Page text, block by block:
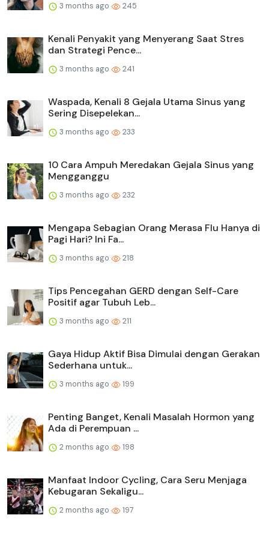
3 months ago 245
Kenali Penyakit yang Menyerang Saat Stres
dan Strategi Pence...
3 months ago 241
Waspada, Kenali 8 Gejala Utama Sinus yang
Sering Disepelekan...
3 months ago 233
10 Cara Ampuh Meredakan Gejala Sinus yang
Mengganggu
3 months ago 232
Mengapa Sebagian Orang Merasa Flu Hanya di
Pagi Hari? Ini Fa...
3 months ago 218
Tips Pencegahan GERD dengan Self-Care
Positif agar Tubuh Leb...
3 months ago 211
Gaya Hidup Aktif Bisa Dimulai dengan Gerakan
Sederhana untuk...
3 months ago 199
Penting Banget, Kenali Masalah Hormon yang
Ada di Perempuan ...
2 months ago 198
Manfaat Indoor Cycling, Cara Seru Menjaga
Kebugaran Sekaligu...
2 months ago 197